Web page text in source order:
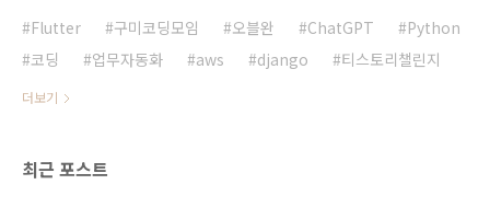
Flutter 구미코딩모임 오블완 ChatGPT
Python
코딩
업무자동화 aws django 티스토리챌린지
더보기
최근 포스트